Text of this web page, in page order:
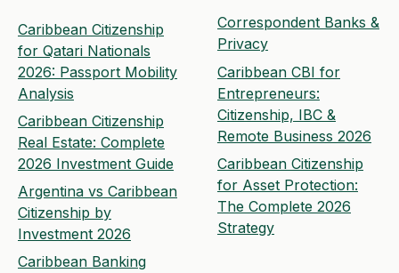
Caribbean Citizenship
for Qatari Nationals
2026: Passport Mobility
Analysis
Caribbean Citizenship
Real Estate: Complete
2026 Investment Guide
Argentina vs Caribbean
Citizenship by
Investment 2026
Caribbean Banking
Correspondent Banks &
Privacy
Caribbean CBI for
Entrepreneurs:
Citizenship, IBC &
Remote Business 2026
Caribbean Citizenship
for Asset Protection:
The Complete 2026
Strategy